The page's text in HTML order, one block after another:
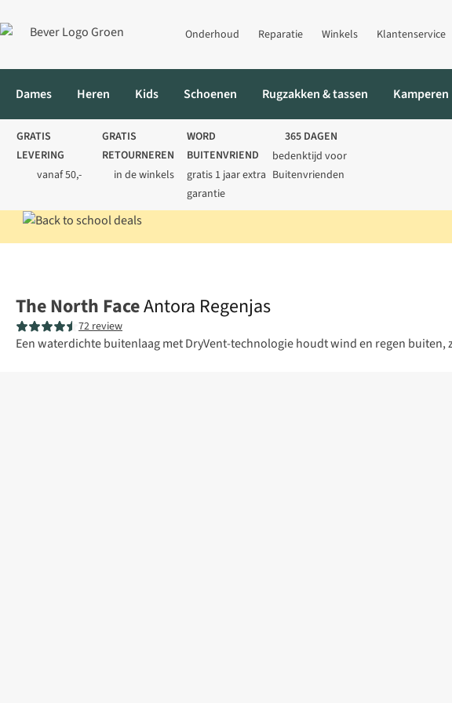
Onderhoud Reparatie Winkels Klantenservice
Dames Heren Kids Schoenen Rugzakken & tassen Kamperen
GRATIS
LEVERING
vanaf 50,-
GRATIS
RETOURNEREN
in de winkels
WORD
BUITENVRIEND
gratis 1 jaar extra
garantie
365 DAGEN
bedenktijd voor
Buitenvrienden
The North FaceAntora Regenjas
72 review
Een waterdichte buitenlaag met DryVent-technologie houdt wind en regen